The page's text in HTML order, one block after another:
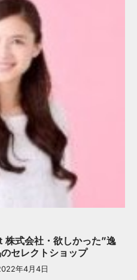
株式会社・欲しかった”逸
セレクトショップ
年4月4日